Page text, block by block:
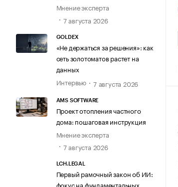
Мнение эксперта
7 августа 2026
GOLDEX
«Не держаться за решения»: как
сеть золотоматов растет на
данных
Интервью
7 августа 2026
AMS SOFTWARE
Проект отопления частного
дома: пошаговая инструкция
Мнение эксперта
7 августа 2026
LCH.LEGAL
Первый рамочный закон об ИИ:
фокус на фундаментальных